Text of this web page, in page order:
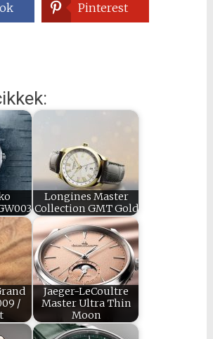
Pinterest
Longines Master
Collection GMT Gold
/
Jaeger-LeCoultre
Master Ultra Thin
Moon